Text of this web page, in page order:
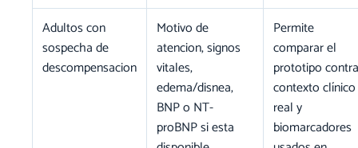
Adultos con
sospecha de
descompensacion
Motivo de
atencion, signos
vitales,
edema/disnea,
BNP o NT-
proBNP si esta
Permite
comparar el
prototipo contra
contexto clínico
real y
biomarcadores